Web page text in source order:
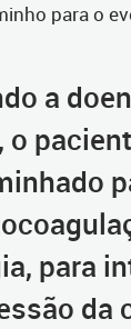
para o
a
o
para
da